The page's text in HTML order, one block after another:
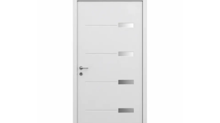
DEMANDE DE DEVIS